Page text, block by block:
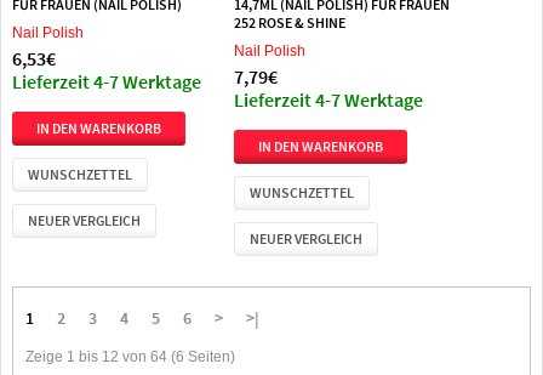
Nail Polish
6,53€
Lieferzeit 4-7 Werktage
WUNSCHZETTEL
NEUER VERGLEICH
252 ROSE & SHINE
Nail Polish
7,79€
Lieferzeit 4-7 Werktage
WUNSCHZETTEL
NEUER VERGLEICH
1 2 3 4 5 6 > >|
Zeige 1 bis 12 von 64 (6 Seiten)